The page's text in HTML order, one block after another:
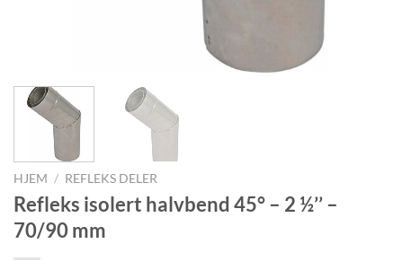
HJEM / REFLEKS DELER
Refleks isolert halvbend 45° – 2 ½’’ –
70/90 mm